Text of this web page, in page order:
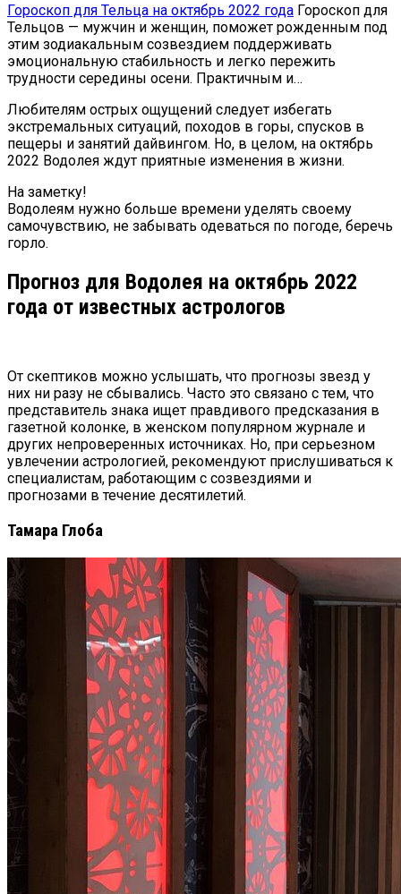
Гороскоп для Тельца на октябрь 2022 года Гороскоп для
Тельцов — мужчин и женщин, поможет рожденным под
этим зодиакальным созвездием поддерживать
эмоциональную стабильность и легко пережить
трудности середины осени. Практичным и…
Любителям острых ощущений следует избегать
экстремальных ситуаций, походов в горы, спусков в
пещеры и занятий дайвингом. Но, в целом, на октябрь
2022 Водолея ждут приятные изменения в жизни.
На заметку!
Водолеям нужно больше времени уделять своему
самочувствию, не забывать одеваться по погоде, беречь
горло.
Прогноз для Водолея на октябрь 2022
года от известных астрологов
От скептиков можно услышать, что прогнозы звезд у
них ни разу не сбывались. Часто это связано с тем, что
представитель знака ищет правдивого предсказания в
газетной колонке, в женском популярном журнале и
других непроверенных источниках. Но, при серьезном
увлечении астрологией, рекомендуют прислушиваться к
специалистам, работающим с созвездиями и
прогнозами в течение десятилетий.
Тамара Глоба